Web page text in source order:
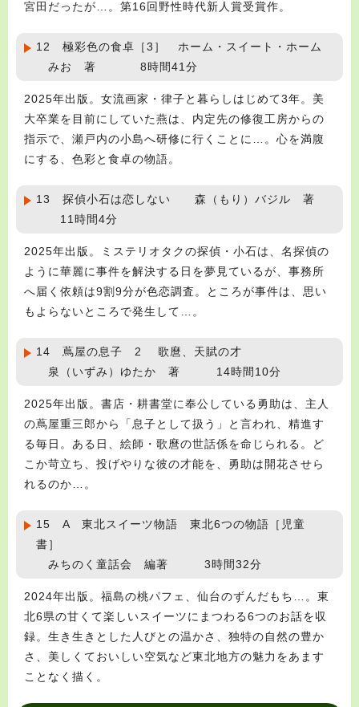
宮田だったが…。第16回野性時代新人賞受賞作。
12 極彩色の食卓［3］ ホーム・スイート・ホーム
みお 著 8時間41分
2025年出版。女流画家・律子と暮らしはじめて3年。美
大卒業を目前にしていた燕は、内定先の修復工房からの
指示で、瀬戸内の小島へ研修に行くことに…。心を満腹
にする、色彩と食卓の物語。
13 探偵小石は恋しない 森（もり）バジル 著
11時間4分
2025年出版。ミステリオタクの探偵・小石は、名探偵の
ように華麗に事件を解決する日を夢見ているが、事務所
へ届く依頼は9割9分が色恋調査。ところが事件は、思い
もよらないところで発生して…。
14 蔦屋の息子 2 歌麿、天賦の才
泉（いずみ）ゆたか 著 14時間10分
2025年出版。書店・耕書堂に奉公している勇助は、主人
の蔦屋重三郎から「息子として扱う」と言われ、精進す
る毎日。ある日、絵師・歌麿の世話係を命じられる。ど
こか苛立ち、投げやりな彼の才能を、勇助は開花させら
れるのか…。
15 A 東北スイーツ物語 東北6つの物語［児童
書］
みちのく童話会 編著 3時間32分
2024年出版。福島の桃パフェ、仙台のずんだもち…。東
北6県の甘くて楽しいスイーツにまつわる6つのお話を収
録。生き生きとした人びとの温かさ、独特の自然の豊か
さ、美しくておいしい空気など東北地方の魅力をあます
ことなく描く。